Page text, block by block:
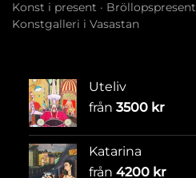
Konst i present · Bröllopspresent
Konstgalleri i Vasastan
Uteliv
från 3500 kr
Katarina
från 4200 kr